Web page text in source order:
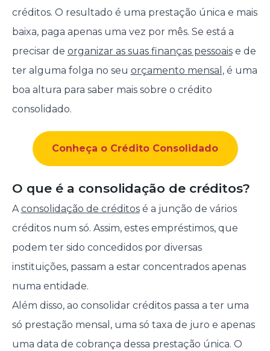
créditos. O resultado é uma prestação única e mais
baixa, paga apenas uma vez por mês. Se está a
precisar de organizar as suas finanças pessoaise de
ter alguma folga no seu orçamento mensal , é uma
boa altura para saber mais sobre o crédito
consolidado.
Conheça o Crédito Consolidado
O que é a consolidação de créditos?
Aconsolidação de créditosé a junção de vários
créditos num só. Assim, estes empréstimos, que
podem ter sido concedidos por diversas
instituições, passam a estar concentrados apenas
numa entidade.
Além disso, ao consolidar créditos passa a ter uma
só prestação mensal, uma só taxa de juro e apenas
uma data de cobrança dessa prestação única. O